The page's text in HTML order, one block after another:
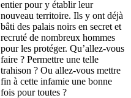
entier pour y établir leur
nouveau territoire. Ils y ont déjà
bâti des palais noirs en secret et
recruté de nombreux hommes
pour les protéger. Qu’allez-vous
faire ? Permettre une telle
trahison ? Ou allez-vous mettre
fin à cette infamie une bonne
fois pour toutes ?